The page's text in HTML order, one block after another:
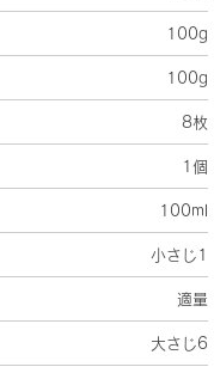
100g
100g
8枚
1個
100ml
小さじ1
適量
大さじ6